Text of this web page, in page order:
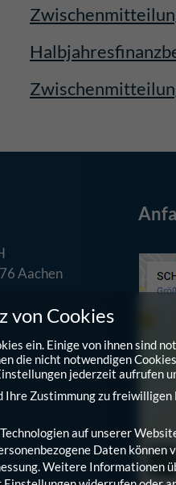
Aachen
von Cookies
ein. Einige von ihnen sind
die nicht notwendigen
jederzeit aufrufen
Zustimmung zu
auf unserer
Daten können
Weitere Informationen